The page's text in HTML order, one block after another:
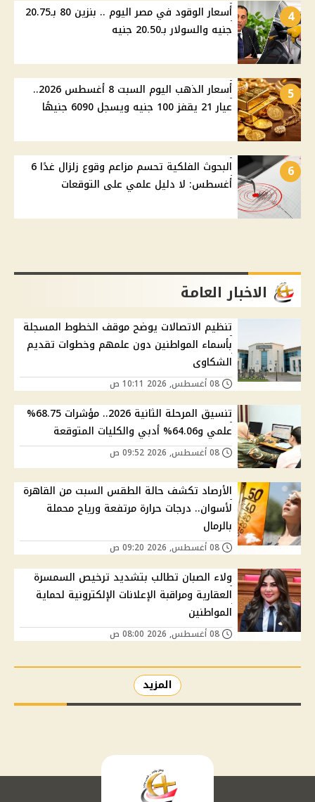
4
أسعار الوقود في مصر اليوم .. بنزين 80 بـ20.75
جنيه والسولار بـ20.50 جنيه
5
أسعار الذهب اليوم السبت 8 أغسطس 2026..
عيار 21 يقفز 100 جنيه ويسجل 6090 جنيهًا
6
البحوث الفلكية تحسم مزاعم وقوع زلزال غدًا 6
أغسطس: لا دليل علمي على التوقعات
الاخبار العامة
تنظيم الاتصالات يوضح موقف الخطوط المسجلة
بأسماء المواطنين دون علمهم وخطوات تقديم
الشكاوى
تنسيق المرحلة الثانية 2026.. مؤشرات 68.75%
علمي و64.06% أدبي والكليات المتوقعة
الأرصاد تكشف حالة الطقس السبت من القاهرة
لأسوان.. درجات حرارة مرتفعة ورياح محملة
بالرمال
ولاء الصبان تطالب بتشديد ترخيص السمسرة
العقارية ومراقبة الإعلانات الإلكترونية لحماية
المواطنين
المزيد